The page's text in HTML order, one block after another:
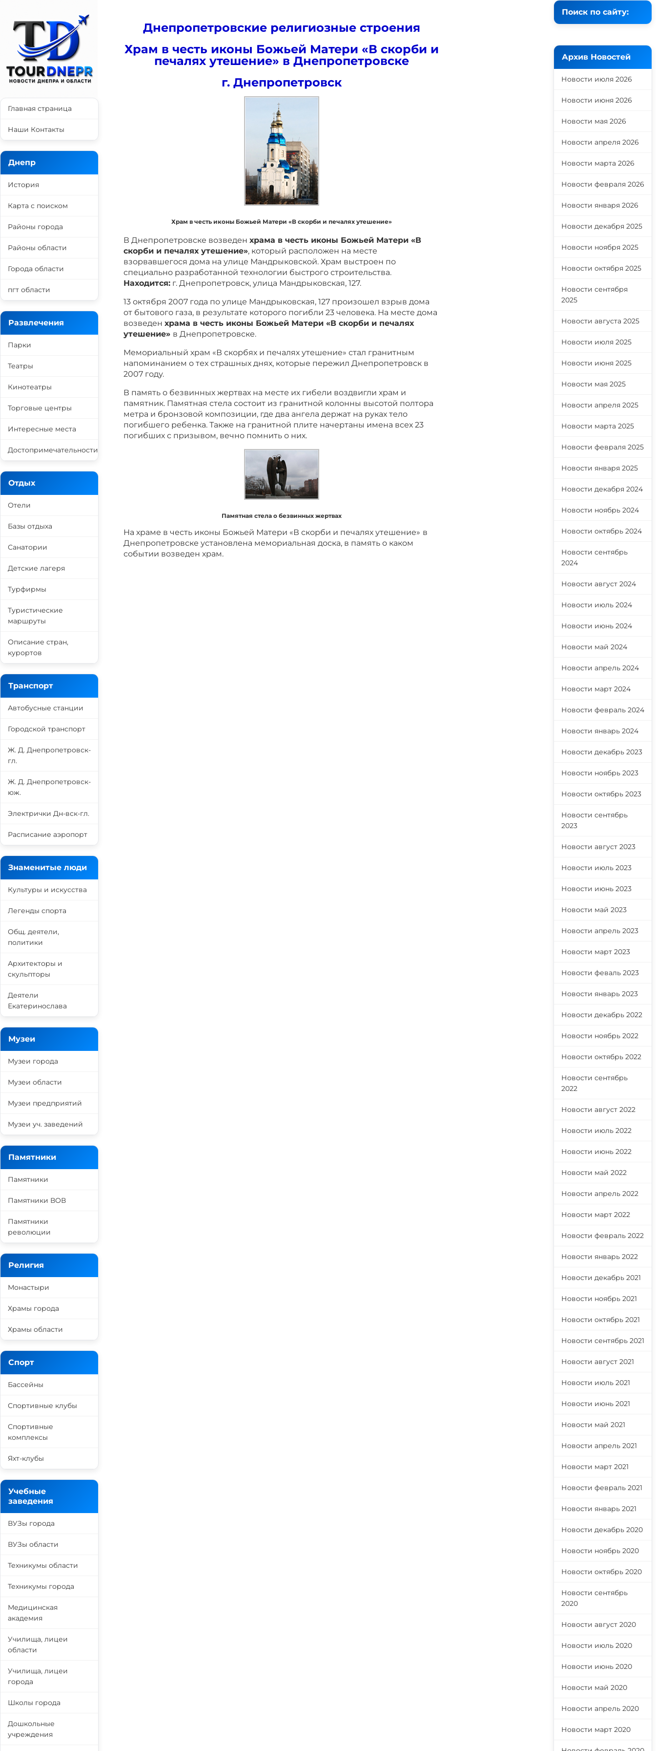
Днепропетровские религиозные строения
Храм в честь иконы Божьей Матери «В скорби и
печалях утешение» в Днепропетровске
г. Днепропетровск
Храм в честь иконы Божьей Матери «В скорби и печалях утешение»
В Днепропетровске возведен храма в честь иконы Божьей Матери «В
скорби и печалях утешение», который расположен на месте
взорвавшегося дома на улице Мандрыковской. Храм выстроен по
специально разработанной технологии быстрого строительства.
Находится: г. Днепропетровск, улица Мандрыковская, 127.
13 октября 2007 года по улице Мандрыковская, 127 произошел взрыв дома
от бытового газа, в результате которого погибли 23 человека. На месте дома
возведен храма в честь иконы Божьей Матери «В скорби и печалях
утешение» в Днепропетровске.
Мемориальный храм «В скорбях и печалях утешение» стал гранитным
напоминанием о тех страшных днях, которые пережил Днепропетровск в
2007 году.
В память о безвинных жертвах на месте их гибели воздвигли храм и
памятник. Памятная стела состоит из гранитной колонны высотой полтора
метра и бронзовой композиции, где два ангела держат на руках тело
погибшего ребенка. Также на гранитной плите начертаны имена всех 23
погибших с призывом, вечно помнить о них.
Памятная стела о безвинных жертвах
На храме в честь иконы Божьей Матери «В скорби и печалях утешение» в
Днепропетровске установлена мемориальная доска, в память о каком
событии возведен храм.
Главная страница
Наши Контакты
Днепр
История
Карта с поиском
Районы города
Районы области
Города области
пгт области
Развлечения
Парки
Театры
Кинотеатры
Торговые центры
Интересные места
Достопримечательности
Отдых
Отели
Базы отдыха
Санатории
Детские лагеря
Турфирмы
Туристические
маршруты
Описание стран,
курортов
Транспорт
Автобусные станции
Городской транспорт
Ж. Д. Днепропетровск-
гл.
Ж. Д. Днепропетровск-
юж.
Электрички Дн-вск-гл.
Расписание аэропорт
Знаменитые люди
Культуры и искусства
Легенды спорта
Общ. деятели,
политики
Архитекторы и
скульпторы
Деятели
Екатеринослава
Музеи
Музеи города
Музеи области
Музеи предприятий
Музеи уч. заведений
Памятники
Памятники
Памятники ВОВ
Памятники
революции
Религия
Монастыри
Храмы города
Храмы области
Спорт
Бассейны
Спортивные клубы
Спортивные
комплексы
Яхт-клубы
Учебные
заведения
ВУЗы города
ВУЗы области
Техникумы области
Техникумы города
Медицинская
академия
Училища, лицеи
области
Училища, лицеи
города
Школы города
Дошкольные
учреждения
Поиск по сайту:
Архив Новостей
Новости июля 2026
Новости июня 2026
Новости мая 2026
Новости апреля 2026
Новости марта 2026
Новости февраля 2026
Новости января 2026
Новости декабря 2025
Новости ноября 2025
Новости октября 2025
Новости сентября
2025
Новости августа 2025
Новости июля 2025
Новости июня 2025
Новости мая 2025
Новости апреля 2025
Новости марта 2025
Новости февраля 2025
Новости января 2025
Новости декабря 2024
Новости ноябрь 2024
Новости октябрь 2024
Новости сентябрь
2024
Новости август 2024
Новости июль 2024
Новости июнь 2024
Новости май 2024
Новости апрель 2024
Новости март 2024
Новости февраль 2024
Новости январь 2024
Новости декабрь 2023
Новости ноябрь 2023
Новости октябрь 2023
Новости сентябрь
2023
Новости август 2023
Новости июль 2023
Новости июнь 2023
Новости май 2023
Новости апрель 2023
Новости март 2023
Новости феваль 2023
Новости январь 2023
Новости декабрь 2022
Новости ноябрь 2022
Новости октябрь 2022
Новости сентябрь
2022
Новости август 2022
Новости июль 2022
Новости июнь 2022
Новости май 2022
Новости апрель 2022
Новости март 2022
Новости февраль 2022
Новости январь 2022
Новости декабрь 2021
Новости ноябрь 2021
Новости октябрь 2021
Новости сентябрь 2021
Новости август 2021
Новости июль 2021
Новости июнь 2021
Новости май 2021
Новости апрель 2021
Новости март 2021
Новости февраль 2021
Новости январь 2021
Новости декабрь 2020
Новости ноябрь 2020
Новости октябрь 2020
Новости сентябрь
2020
Новости август 2020
Новости июль 2020
Новости июнь 2020
Новости май 2020
Новости апрель 2020
Новости март 2020